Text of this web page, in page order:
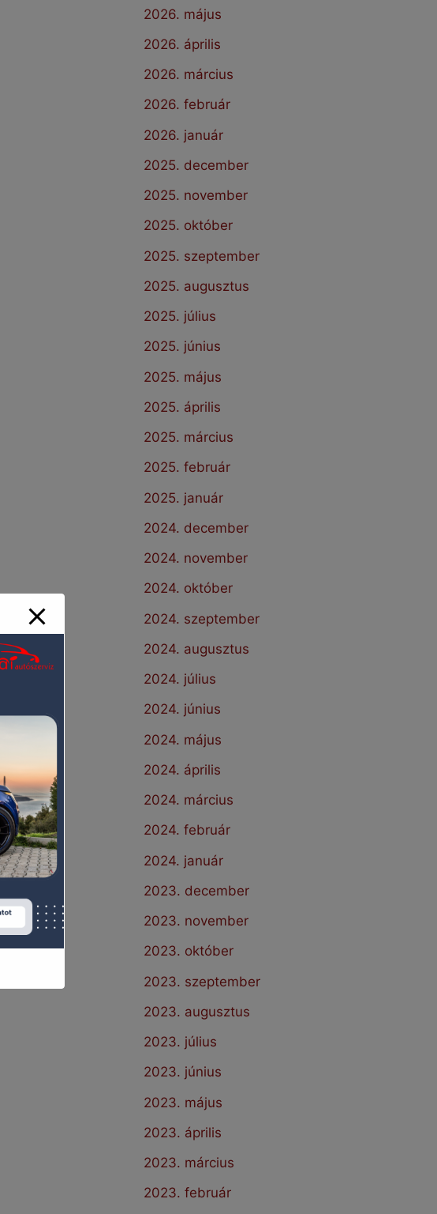
2026. május
2026. április
2026. március
2026. február
2026. január
2025. december
2025. november
2025. október
2025. szeptember
2025. augusztus
2025. július
2025. június
2025. május
2025. április
2025. március
2025. február
2025. január
2024. december
2024. november
2024. október
2024. szeptember
2024. augusztus
2024. július
2024. június
2024. május
2024. április
2024. március
2024. február
2024. január
2023. december
2023. november
2023. október
2023. szeptember
2023. augusztus
2023. július
2023. június
2023. május
2023. április
2023. március
2023. február